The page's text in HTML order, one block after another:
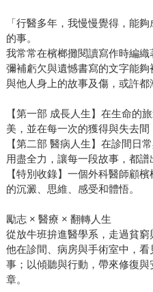
「行醫多年，我慢慢覺得，能
的事。
我常常在檳榔攤閱讀寫作時編
彌補虧欠與遺憾書寫的文字能
與他人身上的故事及傷，或許都
【第一部 成長人生】在生命的
美，並在每一次的獲得與失去間
【第二部 醫病人生】在診間日
用盡全力，讓每一段故事，都譜
【特別收錄】一個外科醫師顧
的沉澱、思維、感受和體悟。
勵志 × 醫療 × 翻轉人生
從放牛班拚進醫學系，走過貧窮
他在診間、病房與手術室中，
事；以傾聽與行動，帶來修復
章。